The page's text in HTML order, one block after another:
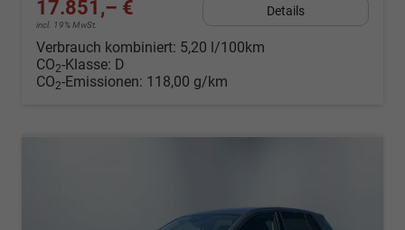
17.851,– €
incl. 19% MwSt.
Details
Verbrauch kombiniert: 5,20 l/100km
CO2-Klasse: D
CO2-Emissionen: 118,00 g/km